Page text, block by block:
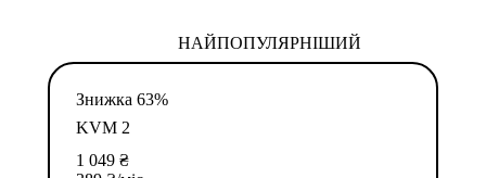
НАЙПОПУЛЯРНІШИЙ
Знижка 63%
KVM 2
1 049 ₴